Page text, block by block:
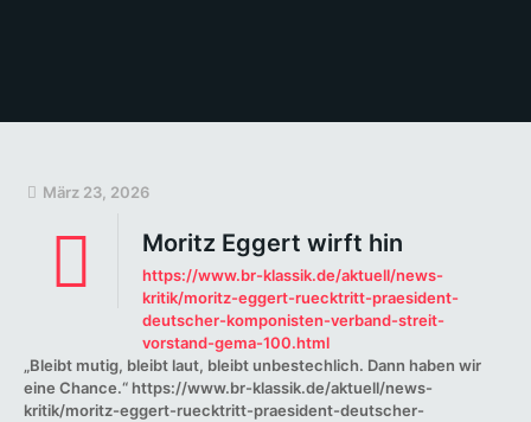
März 23, 2026
Moritz Eggert wirft hin
https://www.br-klassik.de/aktuell/news-
kritik/moritz-eggert-ruecktritt-praesident-
deutscher-komponisten-verband-streit-
vorstand-gema-100.html
„Bleibt mutig, bleibt laut, bleibt unbestechlich. Dann haben wir
eine Chance.“ https://www.br-klassik.de/aktuell/news-
kritik/moritz-eggert-ruecktritt-praesident-deutscher-